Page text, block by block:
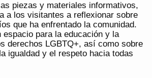
piezas y materiales informativos,
a los visitantes a reflexionar sobre
que ha enfrentado la comunidad.
espacio para la educación y la
derechos LGBTQ+, así como sobre
igualdad y el respeto hacia todas